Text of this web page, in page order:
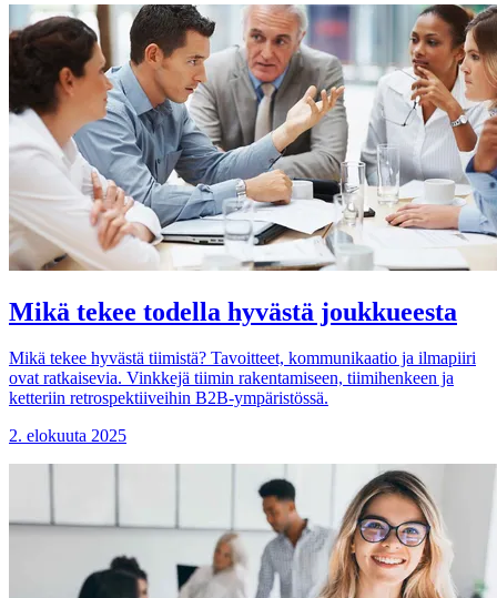
Mikä tekee todella hyvästä joukkueesta
Mikä tekee hyvästä tiimistä? Tavoitteet, kommunikaatio ja ilmapiiri
ovat ratkaisevia. Vinkkejä tiimin rakentamiseen, tiimihenkeen ja
ketteriin retrospektiiveihin B2B-ympäristössä.
2. elokuuta 2025